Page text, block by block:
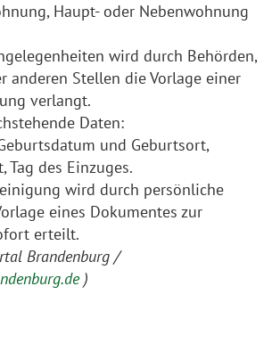
Haupt- oder Nebenwohnung
wird durch Behörden,
anderen Stellen die Vorlage einer
verlangt.
Daten:
und Geburtsort,
Tag des Einzuges.
wird durch persönliche
eines Dokumentes zur
erteilt.
Brandenburg /
)